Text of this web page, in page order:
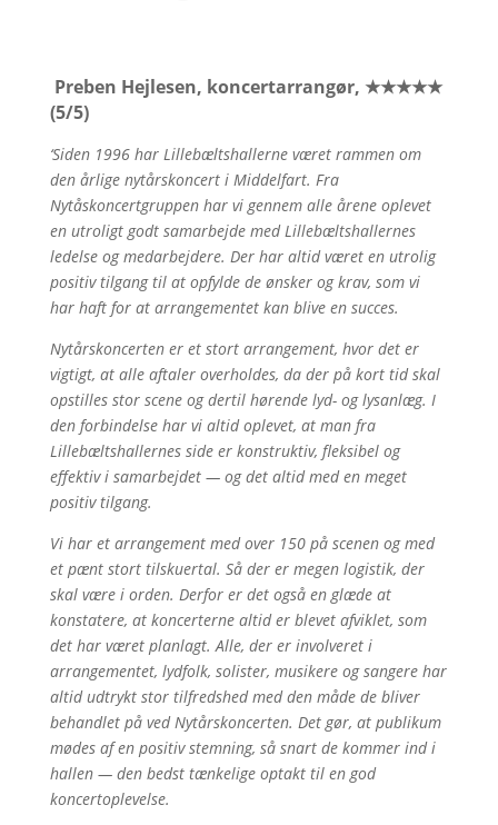
Preben Hejlesen, koncertarrangør, ★★★★★
(5/5)
‘Siden 1996 har Lillebæltshallerne været rammen om
den årlige nytårskoncert i Middelfart. Fra
Nytåskoncertgruppen har vi gennem alle årene oplevet
en utroligt godt samarbejde med Lillebæltshallernes
ledelse og medarbejdere. Der har altid været en utrolig
positiv tilgang til at opfylde de ønsker og krav, som vi
har haft for at arrangementet kan blive en succes.
Nytårskoncerten er et stort arrangement, hvor det er
vigtigt, at alle aftaler overholdes, da der på kort tid skal
opstilles stor scene og dertil hørende lyd- og lysanlæg. I
den forbindelse har vi altid oplevet, at man fra
Lillebæltshallernes side er konstruktiv, fleksibel og
effektiv i samarbejdet — og det altid med en meget
positiv tilgang.
Vi har et arrangement med over 150 på scenen og med
et pænt stort tilskuertal. Så der er megen logistik, der
skal være i orden. Derfor er det også en glæde at
konstatere, at koncerterne altid er blevet afviklet, som
det har været planlagt. Alle, der er involveret i
arrangementet, lydfolk, solister, musikere og sangere har
altid udtrykt stor tilfredshed med den måde de bliver
behandlet på ved Nytårskoncerten. Det gør, at publikum
mødes af en positiv stemning, så snart de kommer ind i
hallen — den bedst tænkelige optakt til en god
koncertoplevelse.